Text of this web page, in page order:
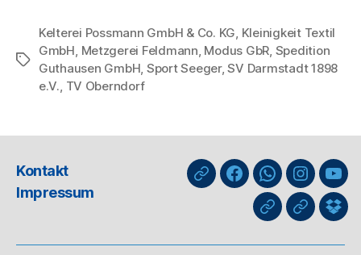
Schlagwörter
Kelterei Possmann GmbH & Co. KG, Kleinigkeit Textil
GmbH, Metzgerei Feldmann, Modus GbR, Spedition
Guthausen GmbH, Sport Seeger,SV Darmstadt 1898
e.V., TV Oberndorf
Kontakt
Impressum
nuLigaFacebookWhatsApp-
Kanal
GIPHYThreads